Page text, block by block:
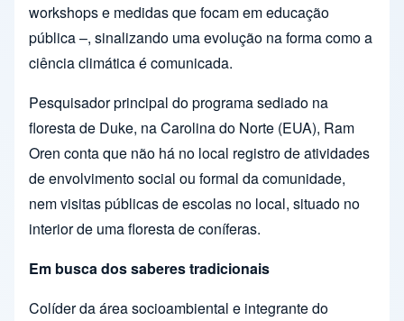
workshops e medidas que focam em educação
pública –, sinalizando uma evolução na forma como a
ciência climática é comunicada.
Pesquisador principal do programa sediado na
floresta de Duke, na Carolina do Norte (EUA), Ram
Oren conta que não há no local registro de atividades
de envolvimento social ou formal da comunidade,
nem visitas públicas de escolas no local, situado no
interior de uma floresta de coníferas.
Em busca dos saberes tradicionais
Colíder da área socioambiental e integrante do